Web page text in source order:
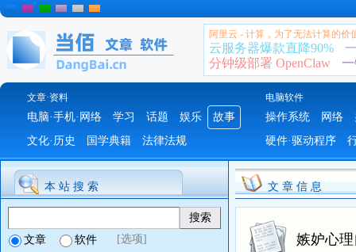
阿里云 - 计算，为了无法计算的价
云服务器爆款直降90%
分钟级部署 OpenClaw
文章·资料 电脑软件
电脑·手机·网络 学习 话题 娱乐
故事
文化·历史
国学典籍 法律法规
操作系统 网络
硬件·驱动程序
本 站 搜 索
文章 软件 [选项]
文 章 信 息
嫉妒心